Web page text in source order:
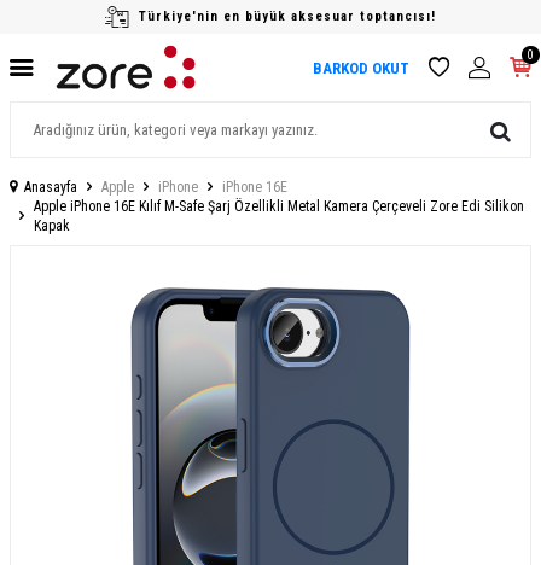
Türkiye'nin en büyük aksesuar toptancısı!
BARKOD OKUT
0
Anasayfa Apple iPhone
iPhone 16E
Apple iPhone 16E Kılıf M-Safe Şarj Özellikli Metal Kamera Çerçeveli Zore Edi Silikon
Kapak